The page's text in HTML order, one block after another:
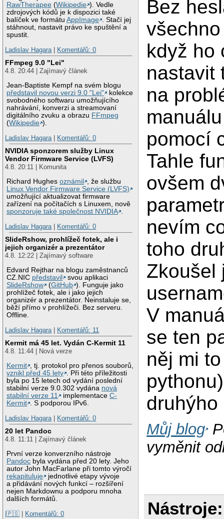
RawTherapee (Wikipedie ). Vedle
zdrojových kódů je k dispozici také
balíček ve formátuAppImage . Stačí jej
stáhnout, nastavit právo ke spuštění a
spustit.
Ladislav Hagara
Komentářů: 0
FFmpeg 9.0 "Lei"
4.8. 20:44 | Zajímavý článek
Jean-Baptiste Kempf na svém blogu
představil novou verzi 9.0 "Lei"
kolekce
svobodného softwaru umožňujícího
nahrávání, konverzi a streamovaní
digitálního zvuku a obrazu FFmpeg
(Wikipedie ).
Ladislav Hagara
Komentářů: 0
NVIDIA sponzorem služby Linux
Vendor Firmware Service (LVFS)
4.8. 20:11 | Komunita
Richard Hughesoznámil
, že službu
Linux Vendor Firmware Service (LVFS)
umožňující aktualizovat firmware
zařízení na počítačích s Linuxem, nově
sponzoruje také společnost NVIDIA .
Ladislav Hagara | Komentářů: 0
SlideRshow, prohlížeč fotek, ale i
jejich organizér a prezentátor
4.8. 12:22 | Zajímavý software
Edvard Rejthar na blogu zaměstnanců
CZ.NIC představil
svou aplikaci
SlideRshow
(GitHub ). Funguje jako
prohlížeč fotek, ale i jako jejich
organizér a prezentátor. Neinstaluje se,
běží přímo v prohlížeči. Bez serveru.
Offline.
Ladislav Hagara | Komentářů: 11
Kermit má 45 let. Vydán C-Kermit 11
4.8. 11:44 | Nová verze
Kermit , tj. protokol pro přenos souborů,
vznikl před 45 lety . Při této příležitosti
byla po 15 letech od vydání poslední
stabilní verze 9.0.302 vydána nová
stabilní verze 11
implementaceC-
Kermit . S podporou IPv6.
Ladislav Hagara | Komentářů: 0
20 let Pandoc
4.8. 11:11 | Zajímavý článek
První verze konverzního nástroje
Pandoc byla vydána před 20 lety. Jeho
autor John MacFarlane při tomto výročí
rekapituluje
jednotlivé etapy vývoje
a přidávání nových funkcí – rozšíření
nejen Markdownu a podporu mnoha
dalších formátů.
|🇵🇸 | Komentářů: 0
Bez
když ho
nastavit
na
pomocí
Tahle
ovšem
nevím
toho
Zkoušel
V
se ten
něj mi
druhýho
Můj blog
vyměnit
Nástroje: